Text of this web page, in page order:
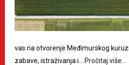
vas na otvorenje Međimurskog
zabave, istraživanja i…
Pročitaj više…